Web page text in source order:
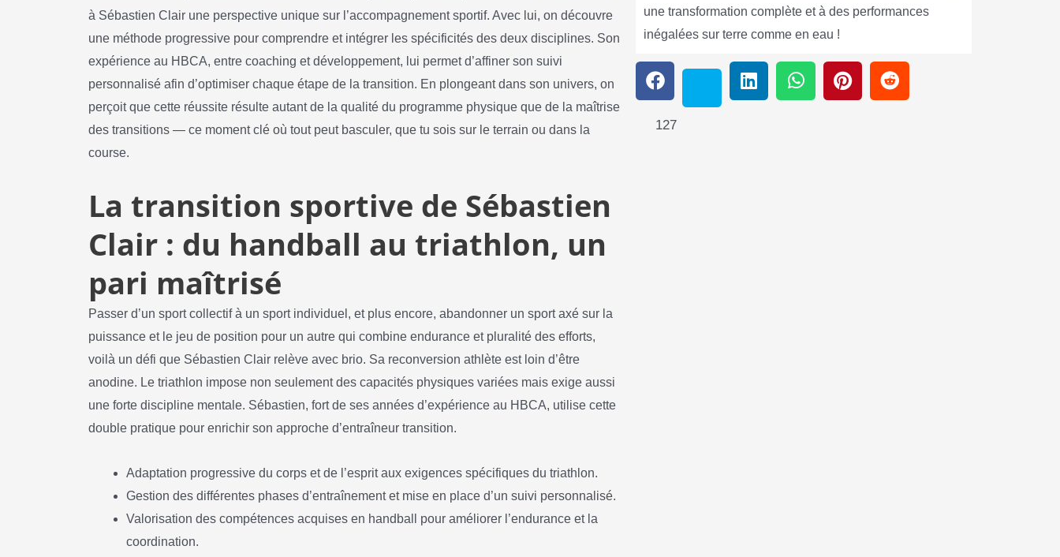
à Sébastien Clair une perspective unique sur l’accompagnement sportif. Avec lui, on découvre
une méthode progressive pour comprendre et intégrer les spécificités des deux disciplines. Son
expérience au HBCA, entre coaching et développement, lui permet d’affiner son suivi
personnalisé afin d’optimiser chaque étape de la transition. En plongeant dans son univers, on
perçoit que cette réussite résulte autant de la qualité du programme physique que de la maîtrise
des transitions — ce moment clé où tout peut basculer, que tu sois sur le terrain ou dans la
course.
La transition sportive de Sébastien
Clair : du handball au triathlon, un
pari maîtrisé
Passer d’un sport collectif à un sport individuel, et plus encore, abandonner un sport axé sur la
puissance et le jeu de position pour un autre qui combine endurance et pluralité des efforts,
voilà un défi que Sébastien Clair relève avec brio. Sa reconversion athlète est loin d’être
anodine. Le triathlon impose non seulement des capacités physiques variées mais exige aussi
une forte discipline mentale. Sébastien, fort de ses années d’expérience au HBCA, utilise cette
double pratique pour enrichir son approche d’entraîneur transition.
Adaptation progressive du corps et de l’esprit aux exigences spécifiques du triathlon.
Gestion des différentes phases d’entraînement et mise en place d’un suivi personnalisé.
Valorisation des compétences acquises en handball pour améliorer l’endurance et la
coordination.
une transformation complète et à des performances
inégalées sur terre comme en eau !
127